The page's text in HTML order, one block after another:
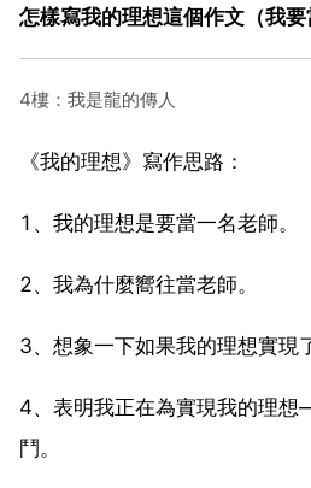
怎樣寫我的理想這個作文（我要
4樓：我是龍的傳人
《我的理想》寫作思路：
1、我的理想是要當一名老師。
2、我為什麼嚮往當老師。
3、想象一下如果我的理想實現
4、表明我正在為實現我的理
鬥。